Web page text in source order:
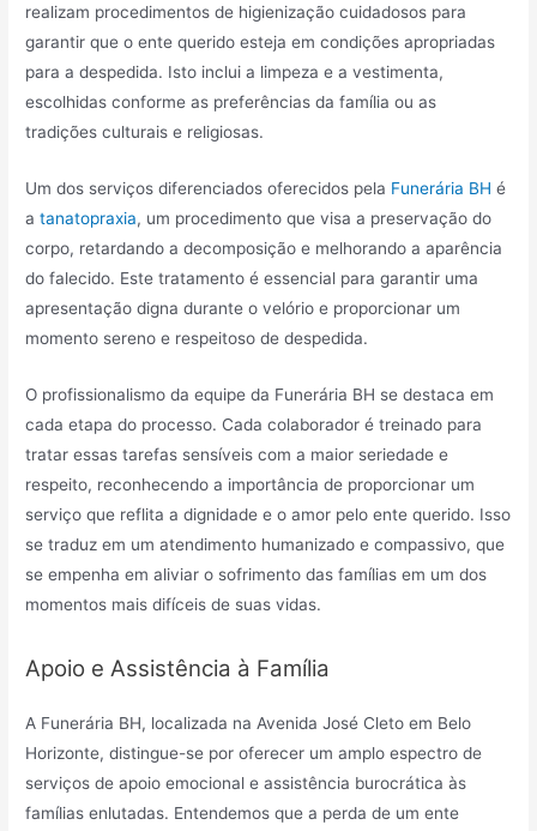
realizam procedimentos de higienização cuidadosos para
garantir que o ente querido esteja em condições apropriadas
para a despedida. Isto inclui a limpeza e a vestimenta,
escolhidas conforme as preferências da família ou as
tradições culturais e religiosas.
Um dos serviços diferenciados oferecidos pela Funerária BH é
atanatopraxia, um procedimento que visa a preservação do
corpo, retardando a decomposição e melhorando a aparência
do falecido. Este tratamento é essencial para garantir uma
apresentação digna durante o velório e proporcionar um
momento sereno e respeitoso de despedida.
O profissionalismo da equipe da Funerária BH se destaca em
cada etapa do processo. Cada colaborador é treinado para
tratar essas tarefas sensíveis com a maior seriedade e
respeito, reconhecendo a importância de proporcionar um
serviço que reflita a dignidade e o amor pelo ente querido. Isso
se traduz em um atendimento humanizado e compassivo, que
se empenha em aliviar o sofrimento das famílias em um dos
momentos mais difíceis de suas vidas.
Apoio e Assistência à Família
A Funerária BH, localizada na Avenida José Cleto em Belo
Horizonte, distingue-se por oferecer um amplo espectro de
serviços de apoio emocional e assistência burocrática às
famílias enlutadas. Entendemos que a perda de um ente